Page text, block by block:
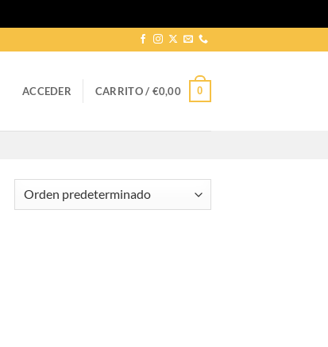
ACCEDER CARRITO / €0,00 0